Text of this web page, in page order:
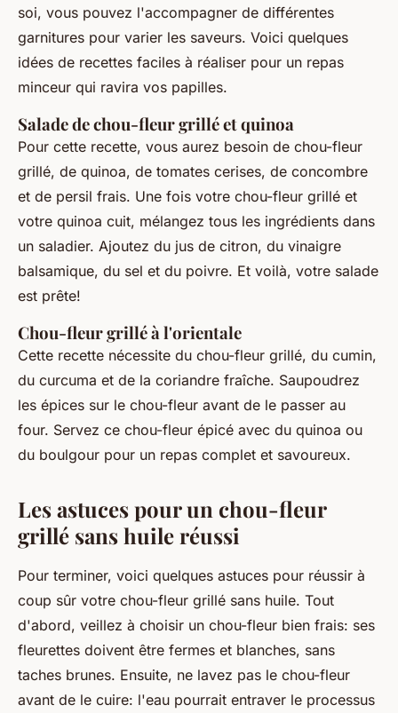
soi, vous pouvez l'accompagner de différentes
garnitures pour varier les saveurs. Voici quelques
idées de recettes faciles à réaliser pour un repas
minceur qui ravira vos papilles.
Salade de chou-fleur grillé et quinoa
Pour cette recette, vous aurez besoin de chou-fleur
grillé, de quinoa, de tomates cerises, de concombre
et de persil frais. Une fois votre chou-fleur grillé et
votre quinoa cuit, mélangez tous les ingrédients dans
un saladier. Ajoutez du jus de citron, du vinaigre
balsamique, du sel et du poivre. Et voilà, votre salade
est prête!
Chou-fleur grillé à l'orientale
Cette recette nécessite du chou-fleur grillé, du cumin,
du curcuma et de la coriandre fraîche. Saupoudrez
les épices sur le chou-fleur avant de le passer au
four. Servez ce chou-fleur épicé avec du quinoa ou
du boulgour pour un repas complet et savoureux.
Les astuces pour un chou-fleur
grillé sans huile réussi
Pour terminer, voici quelques astuces pour réussir à
coup sûr votre chou-fleur grillé sans huile. Tout
d'abord, veillez à choisir un chou-fleur bien frais: ses
fleurettes doivent être fermes et blanches, sans
taches brunes. Ensuite, ne lavez pas le chou-fleur
avant de le cuire: l'eau pourrait entraver le processus